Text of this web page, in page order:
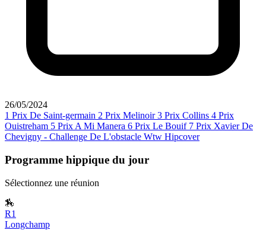
26/05/2024
1 Prix De Saint-germain 2 Prix Melinoir 3 Prix Collins 4 Prix
Ouistreham 5 Prix A Mi Manera 6 Prix Le Bouif 7 Prix Xavier De
Chevigny - Challenge De L'obstacle Wtw Hipcover
Programme hippique du jour
Sélectionnez une réunion
🏇
R1
Longchamp